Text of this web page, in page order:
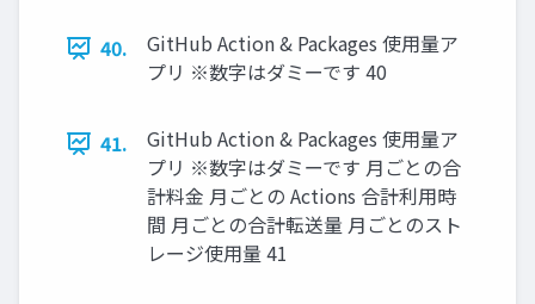
40.
GitHub Action & Packages 使⽤量ア
プリ ※数字はダミーです 40
41.
GitHub Action & Packages 使⽤量ア
プリ ※数字はダミーです ⽉ごとの合
計料⾦ ⽉ごとの Actions 合計利⽤時
間 ⽉ごとの合計転送量 ⽉ごとのスト
レージ使⽤量 41